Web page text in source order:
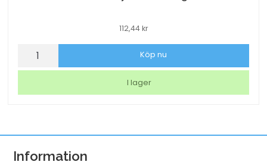
112,44kr
Märkband
tag
Köp nu
I lager
Information